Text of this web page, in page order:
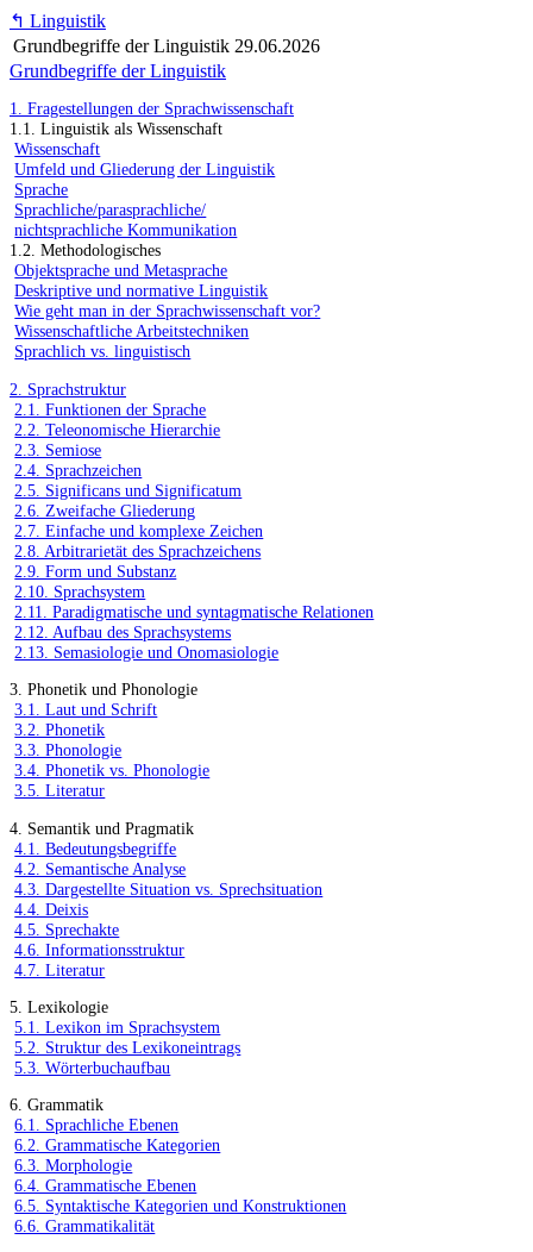
↰ Linguistik
Grundbegriffe der Linguistik 29.06.2026
Grundbegriffe der Linguistik
1. Fragestellungen der Sprachwissenschaft
1.1. Linguistik als Wissenschaft
Wissenschaft
Umfeld und Gliederung der Linguistik
Sprache
Sprachliche/parasprachliche/
nichtsprachliche Kommunikation
1.2. Methodologisches
Objektsprache und Metasprache
Deskriptive und normative Linguistik
Wie geht man in der Sprachwissenschaft vor?
Wissenschaftliche Arbeitstechniken
Sprachlich vs. linguistisch
2. Sprachstruktur
2.1. Funktionen der Sprache
2.2. Teleonomische Hierarchie
2.3. Semiose
2.4. Sprachzeichen
2.5. Significans und Significatum
2.6. Zweifache Gliederung
2.7. Einfache und komplexe Zeichen
2.8. Arbitrarietät des Sprachzeichens
2.9. Form und Substanz
2.10. Sprachsystem
2.11. Paradigmatische und syntagmatische Relationen
2.12. Aufbau des Sprachsystems
2.13. Semasiologie und Onomasiologie
3. Phonetik und Phonologie
3.1. Laut und Schrift
3.2. Phonetik
3.3. Phonologie
3.4. Phonetik vs. Phonologie
3.5. Literatur
4. Semantik und Pragmatik
4.1. Bedeutungsbegriffe
4.2. Semantische Analyse
4.3. Dargestellte Situation vs. Sprechsituation
4.4. Deixis
4.5. Sprechakte
4.6. Informationsstruktur
4.7. Literatur
5. Lexikologie
5.1. Lexikon im Sprachsystem
5.2. Struktur des Lexikoneintrags
5.3. Wörterbuchaufbau
6. Grammatik
6.1. Sprachliche Ebenen
6.2. Grammatische Kategorien
6.3. Morphologie
6.4. Grammatische Ebenen
6.5. Syntaktische Kategorien und Konstruktionen
6.6. Grammatikalität